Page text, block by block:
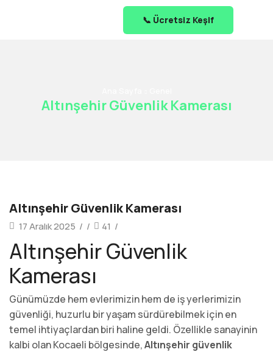
📞 Ücretsiz Keşif
Altınşehir Güvenlik Kamerası
Altınşehir Güvenlik Kamerası
17 Aralık 2025 / / 41 /
Altınşehir Güvenlik
Kamerası
Günümüzde hem evlerimizin hem de iş yerlerimizin
güvenliği, huzurlu bir yaşam sürdürebilmek için en
temel ihtiyaçlardan biri haline geldi. Özellikle sanayinin
kalbi olan Kocaeli bölgesinde,Altınşehir güvenlik